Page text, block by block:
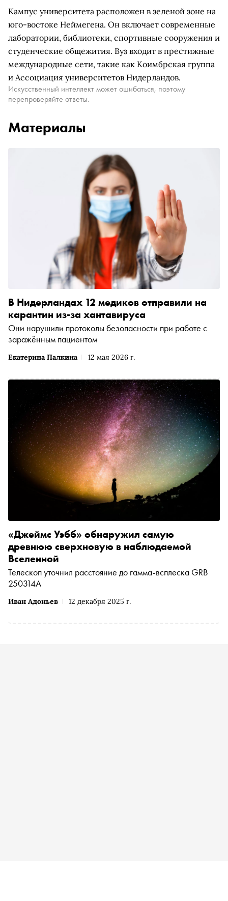
Кампус университета расположен в зеленой зоне на
юго-востоке Неймегена. Он включает современные
лаборатории, библиотеки, спортивные сооружения и
студенческие общежития. Вуз входит в престижные
международные сети, такие как Коимбрская группа
и Ассоциация университетов Нидерландов.
Искусственный интеллект может ошибаться, поэтому
перепроверяйте ответы.
Материалы
Екатерина Палкина 12 мая 2026 г.
В Нидерландах 12 медиков отправили на
карантин из-за хантавируса
Они нарушили протоколы безопасности при работе с
заражённым пациентом
Иван Адоньев 12 декабря 2025 г.
«Джеймс Уэбб» обнаружил самую
древнюю сверхновую в наблюдаемой
Вселенной
Телескоп уточнил расстояние до гамма-всплеска GRB
250314A